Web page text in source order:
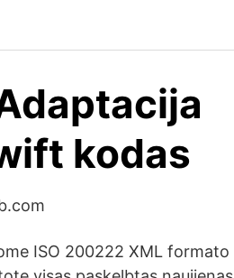
kodas
ISO 200222 XML formato